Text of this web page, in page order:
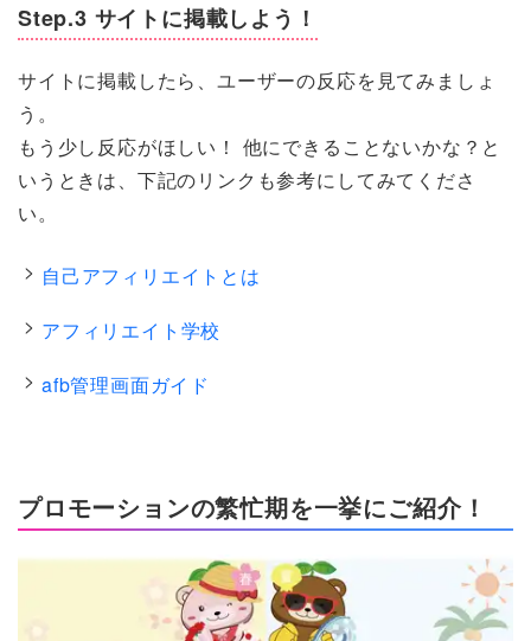
Step.3 サイトに掲載しよう！
サイトに掲載したら、ユーザーの反応を見てみましょ
う。
もう少し反応がほしい！ 他にできることないかな？と
いうときは、下記のリンクも参考にしてみてくださ
い。
自己アフィリエイトとは
アフィリエイト学校
afb管理画面ガイド
プロモーションの繁忙期を一挙にご紹介！